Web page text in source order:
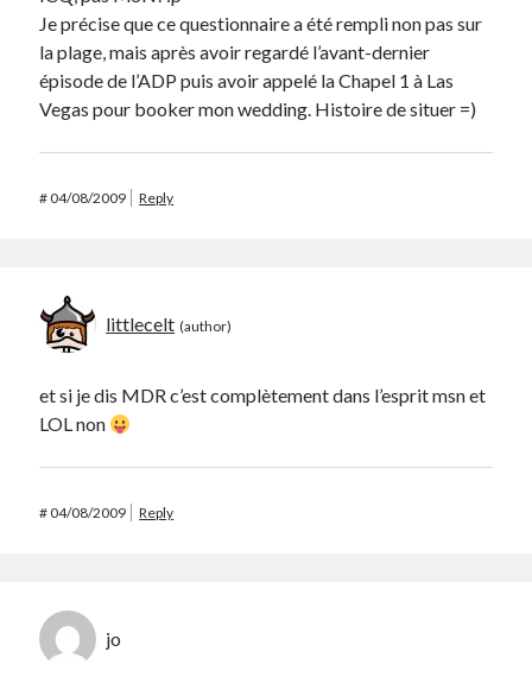
Je précise que ce questionnaire a été rempli non pas sur
la plage, mais après avoir regardé l’avant-dernier
épisode de l’ADP puis avoir appelé la Chapel 1 à Las
Vegas pour booker mon wedding. Histoire de situer =)
#04/08/2009 Reply
littlecelt
et si je dis MDR c’est complètement dans l’esprit msn et
LOL non
#04/08/2009 Reply
jo